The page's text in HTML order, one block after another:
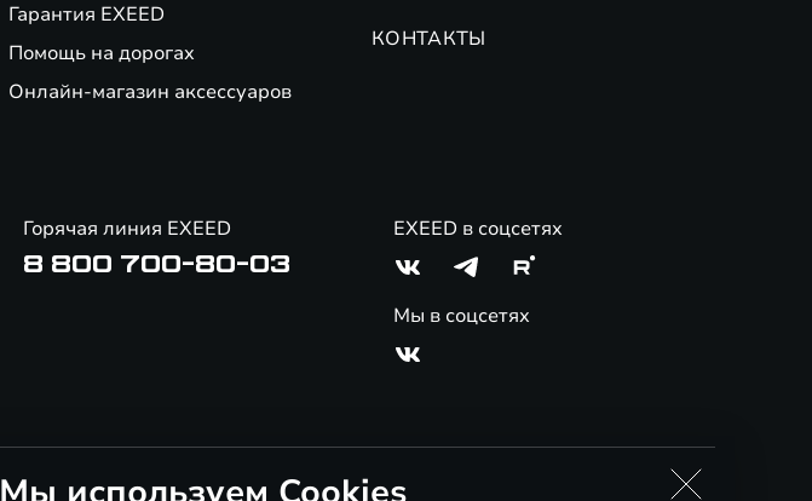
Гарантия EXEED
Помощь на дорогах
Онлайн-магазин аксессуаров
КОНТАКТЫ
Горячая линия EXEED
8 800 700-80-03
EXEED в соцсетях
Мы в соцсетях